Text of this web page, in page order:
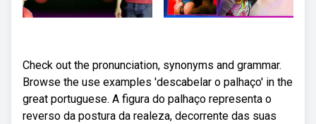
Check out the pronunciation, synonyms and grammar.
Browse the use examples 'descabelar o palhaço' in the
great portuguese. A figura do palhaço representa o
reverso da postura da realeza, decorrente das suas